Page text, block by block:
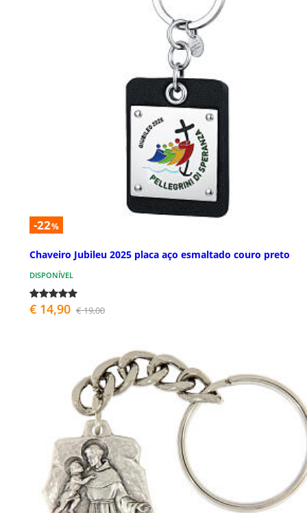
-22%
Chaveiro Jubileu 2025 placa aço esmaltado couro preto
DISPONÍVEL
€ 14,90 € 19,00